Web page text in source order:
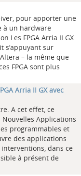
pour apporter une
à un hardware
FPGA Arria II GX
s’appuyant sur
– la même que
FPGA sont plus
Arria II GX avec
A cet effet, ce
Applications
programmables et
des applications
dans ce
à présent de